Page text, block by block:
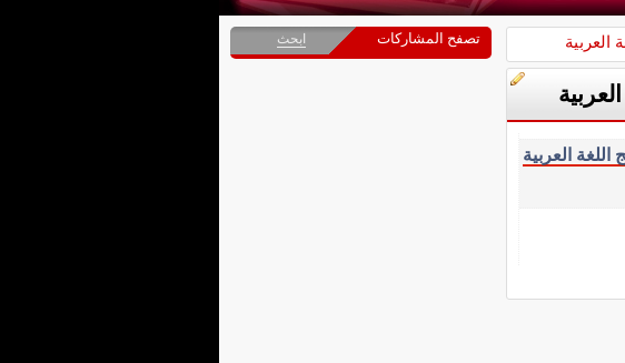
العربية
تصفح المشاركات ابحث